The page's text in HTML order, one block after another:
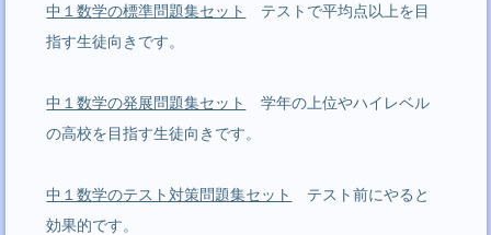
中１数学の標準問題集セット
テストで平均点以上を目
指す生徒向きです。
中１数学の発展問題集セット
学年の上位やハイレベル
の高校を目指す生徒向きです。
中１数学のテスト対策問題集セット
テスト前にやると
効果的です。